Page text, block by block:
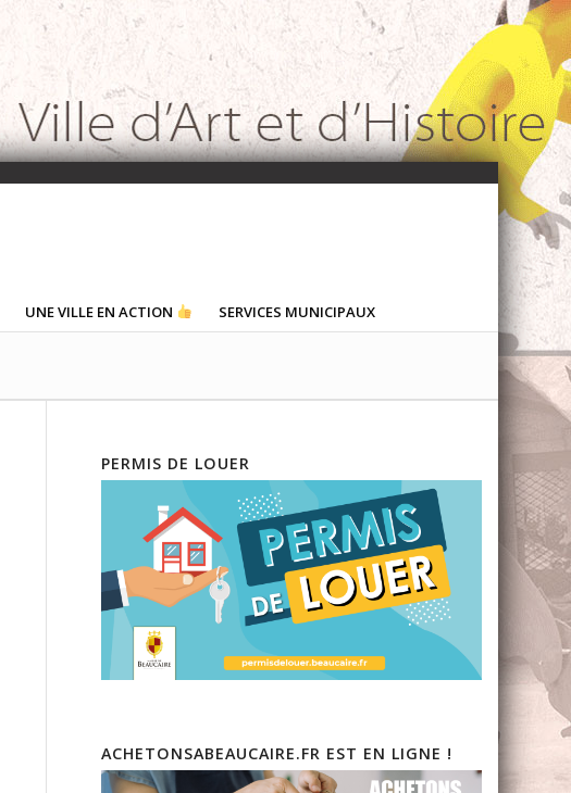
UNE VILLE EN ACTION SERVICES MUNICIPAUX
PERMIS DE LOUER
ACHETONSABEAUCAIRE.FR EST EN LIGNE !